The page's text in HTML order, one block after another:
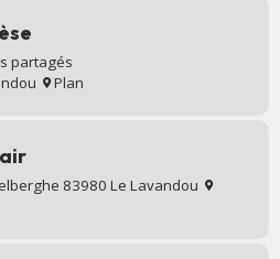
partagés
Plan
83980 Le Lavandou